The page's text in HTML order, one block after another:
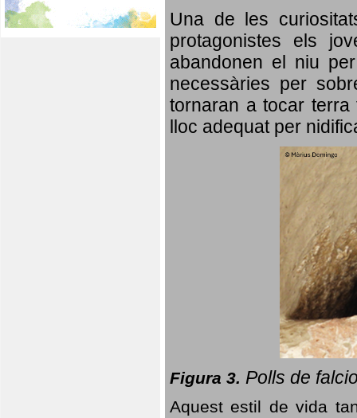
Una de les
protagonistes els
abandonen el niu
necessàries per
tornaran a tocar
lloc adequat per
Figura 3. Polls de
Aquest estil de vida